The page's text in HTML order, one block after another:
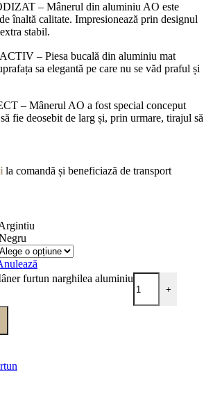
– Mânerul din aluminiu AO este
înaltă calitate. Impresionează prin designul
stabil.
– Piesa bucală din aluminiu mat
sa elegantă pe care nu se văd praful și
– Mânerul AO a fost special conceput
fie deosebit de larg și, prin urmare, tirajul să
la comandă și beneficiază de transport
furtun narghilea aluminiu
+